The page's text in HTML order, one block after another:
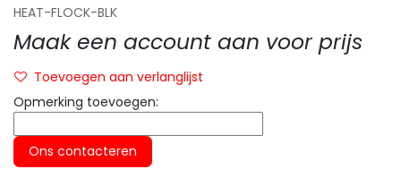
HEAT-FLOCK-BLK
Maak een account aan voor prijs
Toevoegen aan verlanglijst
Opmerking toevoegen:
Ons contacteren